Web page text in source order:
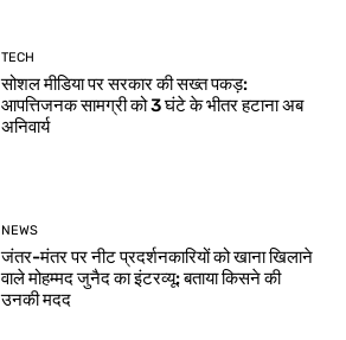
TECH
सोशल मीडिया पर सरकार की सख्त पकड़:
आपत्तिजनक सामग्री को 3 घंटे के भीतर हटाना अब
अनिवार्य
NEWS
जंतर-मंतर पर नीट प्रदर्शनकारियों को खाना खिलाने
वाले मोहम्मद जुनैद का इंटरव्यू: बताया किसने की
उनकी मदद